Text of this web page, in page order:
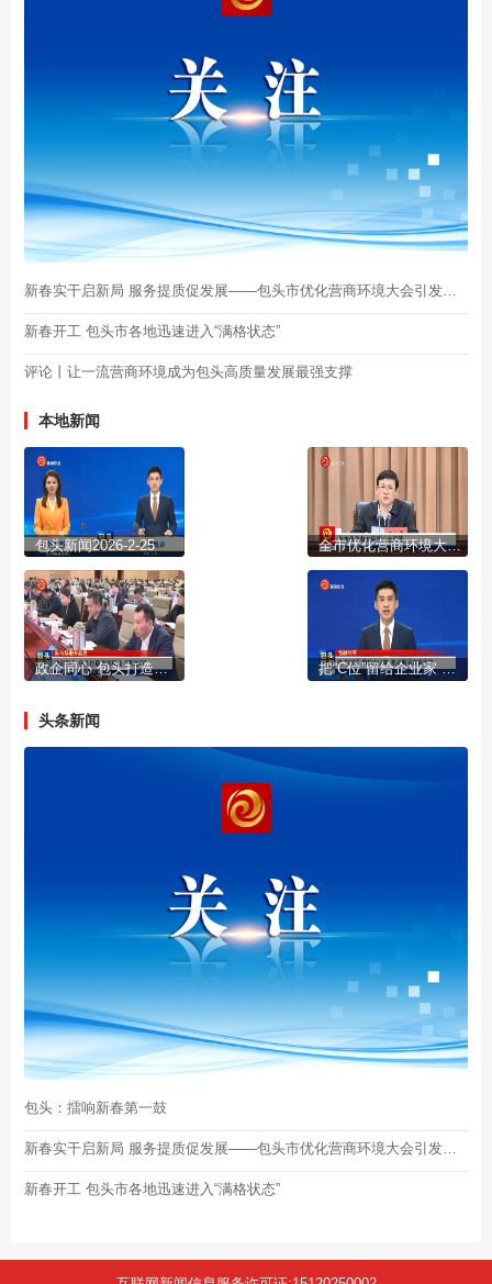
新春开工 包头市各地迅速进入“满格状态”
评论丨让一流营商环境成为包头高质量发展最强支撑
本地新闻
包头新闻2026-2-25 全市优化营商环境大会召开
政企同心 包头打造营商环境“强磁场” 把“C位”留给企业家 把发展写在春天里
头条新闻
包头：擂响新春第一鼓
新春实干启新局 服务提质促发展——包头市优化营商环境大会引发反响
新春开工 包头市各地迅速进入“满格状态”